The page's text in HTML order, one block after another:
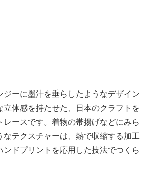
ジーに墨汁を垂らしたようなデザイン
立体感を持たせた、日本のクラフトを
レースです。着物の帯揚げなどにみら
なテクスチャーは、熱で収縮する加工
ンドプリントを応用した技法でつくら